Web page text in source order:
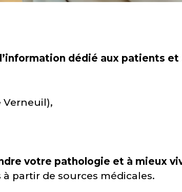
dédié aux patients et
Verneuil),
votre pathologie et à mieux
partir de sources médicales.